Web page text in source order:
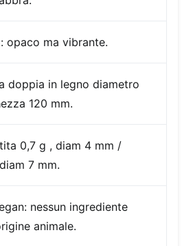
opaco ma vibrante.
doppia in legno diametro
120 mm.
0,7 g , diam 4 mm /
7 mm.
nessun ingrediente
animale.